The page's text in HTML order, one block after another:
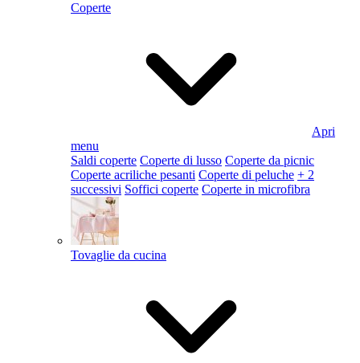
Coperte
Apri
menu
Saldi coperte Coperte di lusso Coperte da picnic
Coperte acriliche pesanti Coperte di peluche + 2
successivi Soffici coperte Coperte in microfibra
Tovaglie da cucina